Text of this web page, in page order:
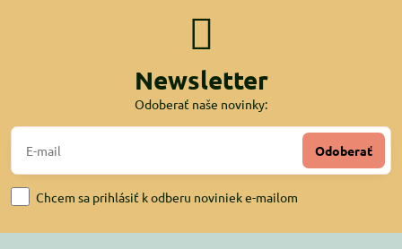
Newsletter
Odoberať naše novinky:
Odoberať
Chcem sa prihlásiť k odberu noviniek e-mailom